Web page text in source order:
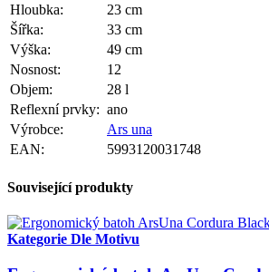
Hloubka:
23 cm
Šířka:
33 cm
Výška:
49 cm
Nosnost:
12
Objem:
28 l
Reflexní prvky: ano
Výrobce:
Ars una
EAN:
5993120031748
Související produkty
Kategorie Dle Motivu